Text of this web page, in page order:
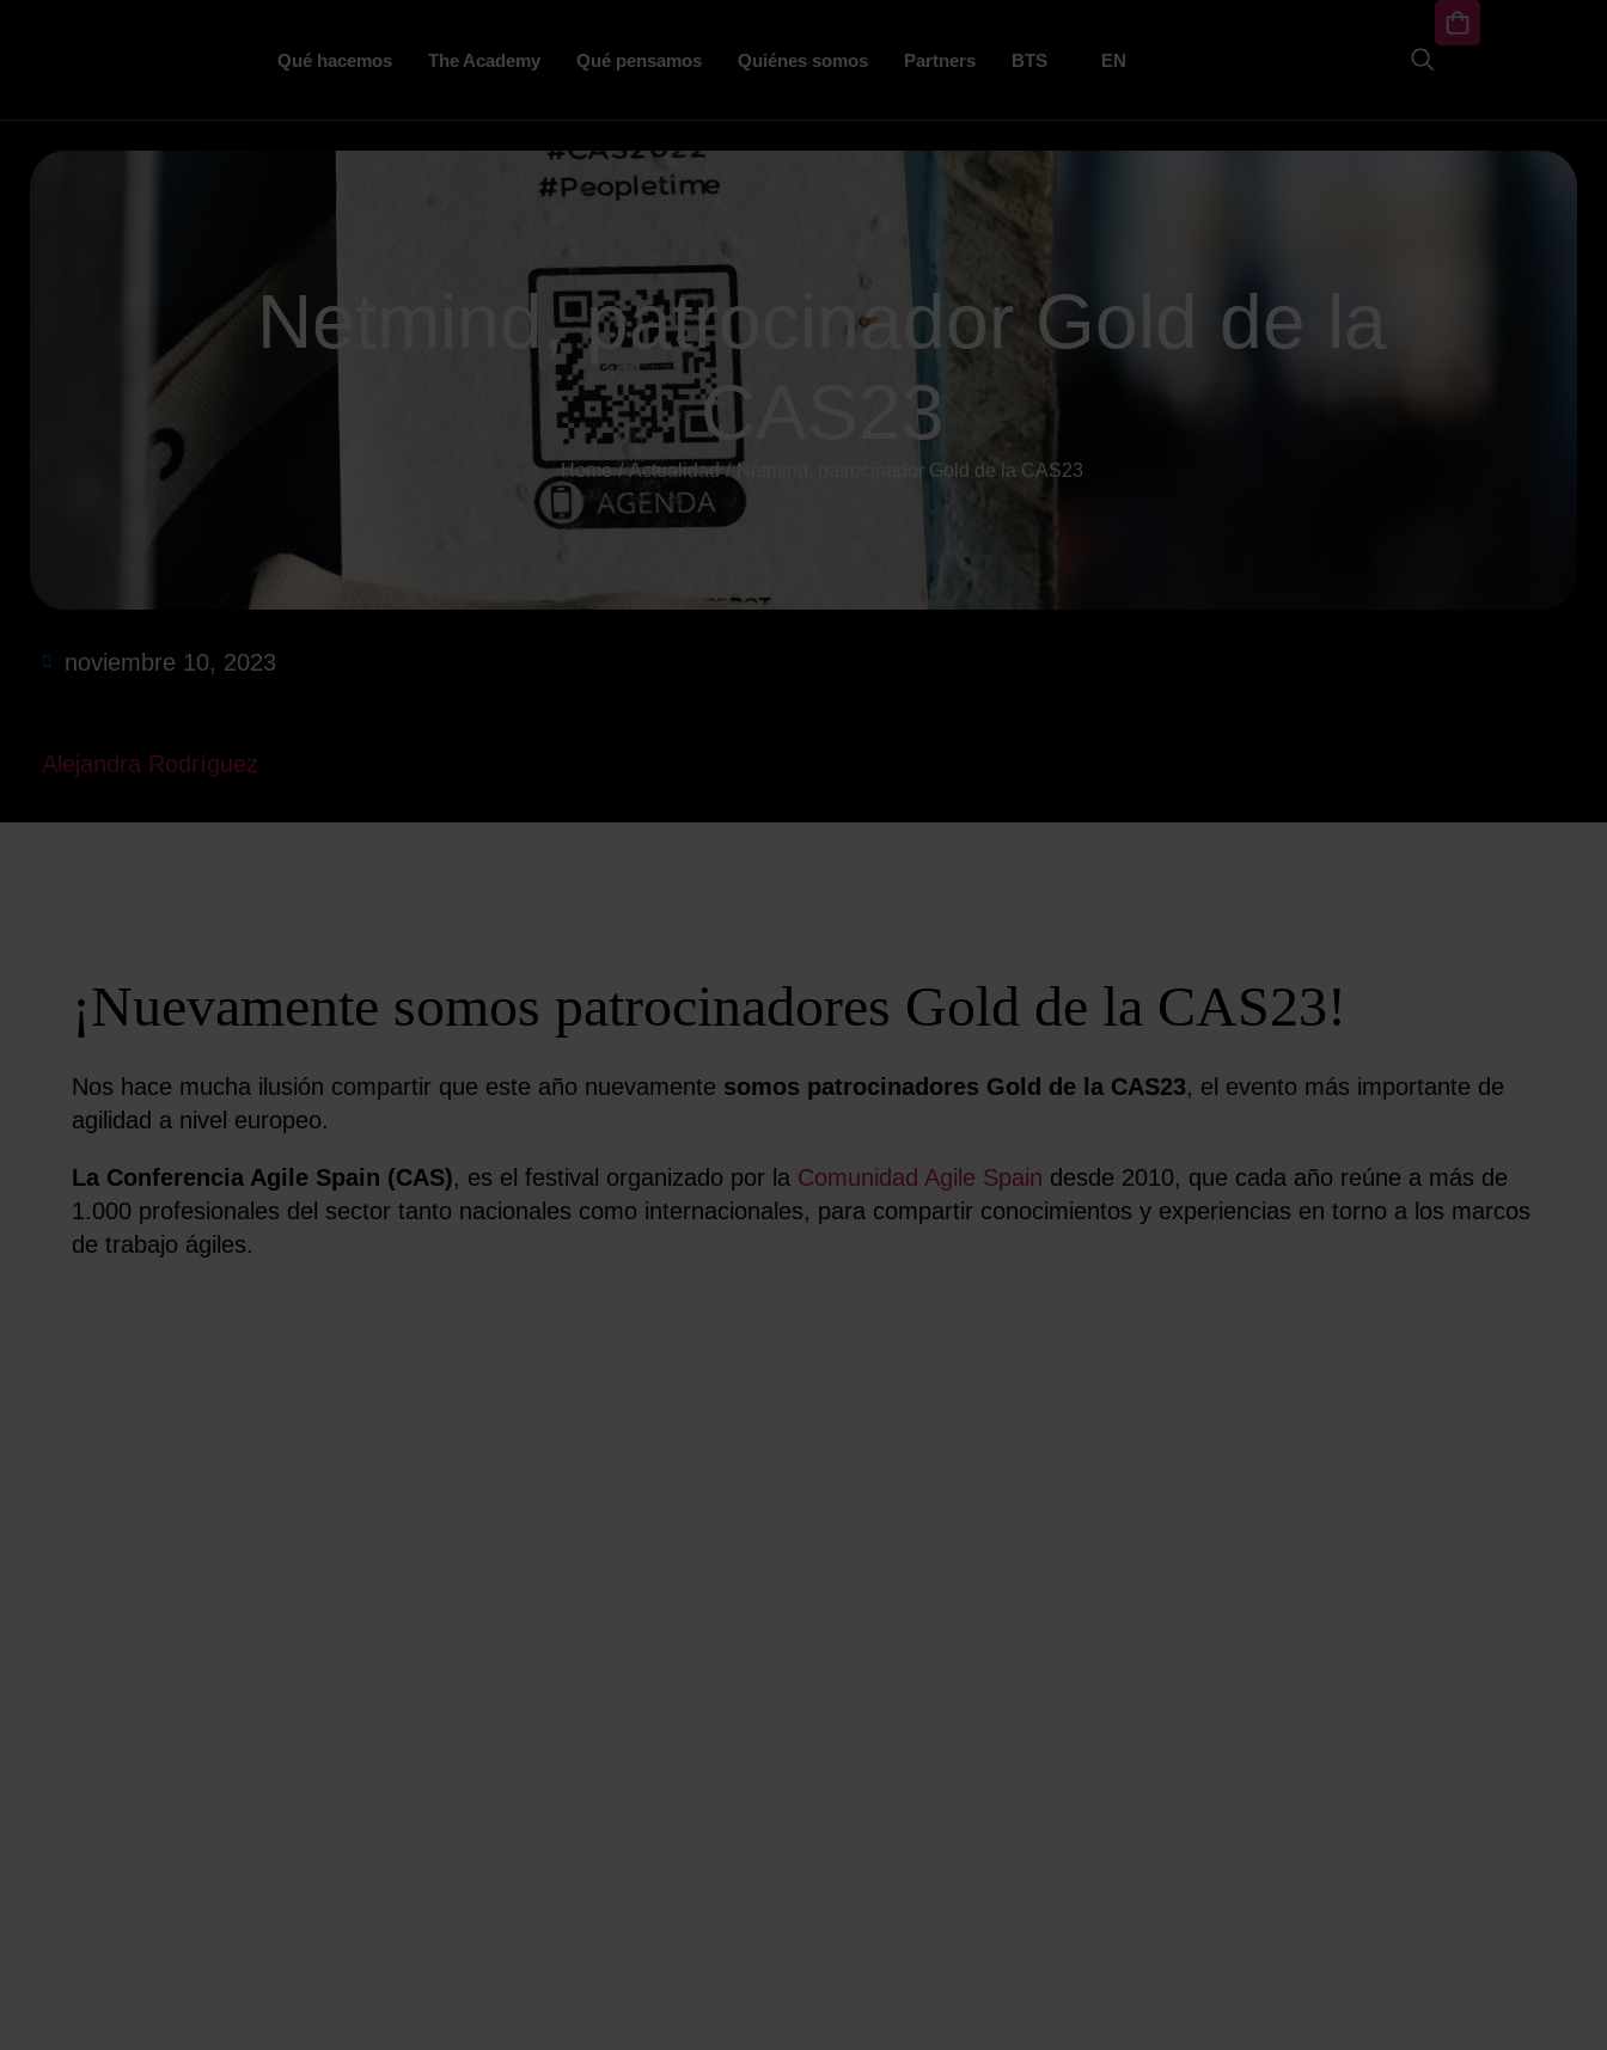
Qué hacemos The Academy Qué pensamos Quiénes somos Partners BTS EN
Netmind, patrocinador Gold de la
CAS23
You are here: Home Actualidad Netmind, patrocinador Gold de la CAS23
noviembre 10, 2023
Alejandra Rodríguez
¡Nuevamente somos patrocinadores Gold de la CAS23!
Nos hace mucha ilusión compartir que este año nuevamente somos patrocinadores Gold de la CAS23, el evento más importante de
agilidad a nivel europeo.
La Conferencia Agile Spain (CAS), es el festival organizado por la Comunidad Agile Spain desde 2010, que cada año reúne a más de
1.000 profesionales del sector tanto nacionales como internacionales, para compartir conocimientos y experiencias en torno a los marcos
de trabajo ágiles.